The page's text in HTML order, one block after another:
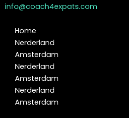
info@coach4expats.com
Home
Nerderland
Amsterdam
Nerderland
Amsterdam
Nerderland
Amsterdam